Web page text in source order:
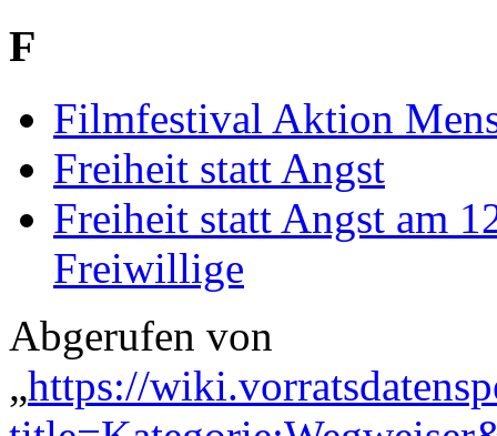
F
Filmfestival Aktion
Freiheit statt Angst
Freiheit statt Angst am
Freiwillige
Abgerufen von
„https://